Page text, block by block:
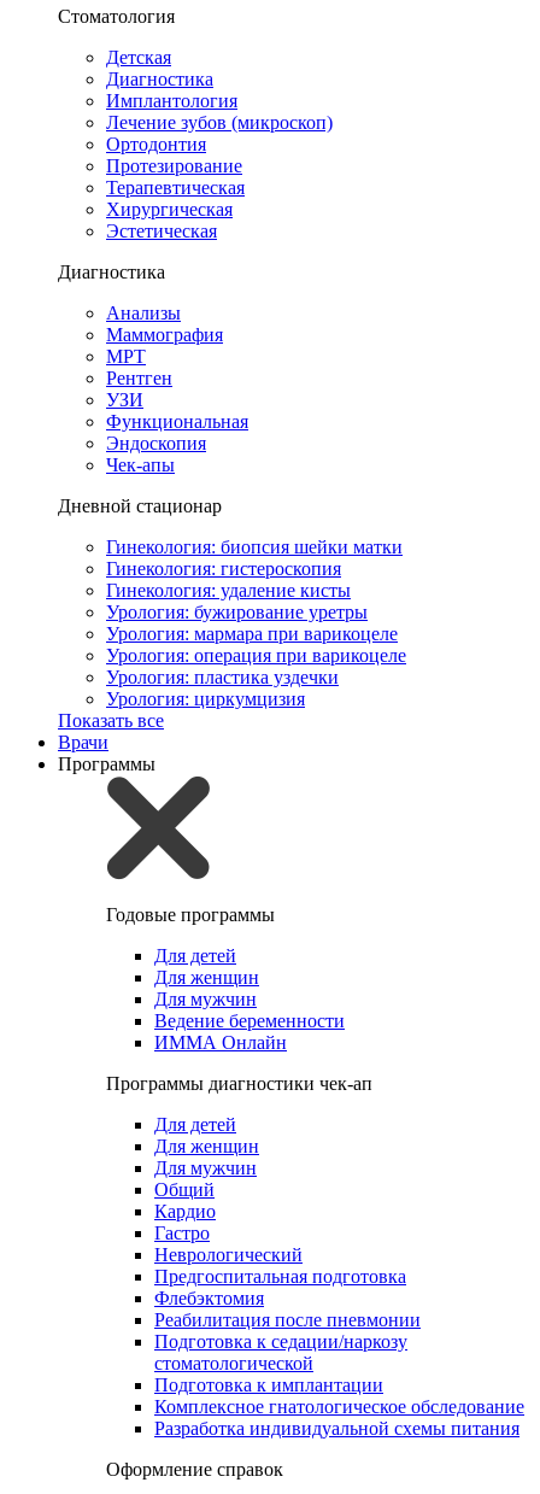
Стоматология
Детская
Диагностика
Имплантология
Лечение зубов (микроскоп)
Ортодонтия
Протезирование
Терапевтическая
Хирургическая
Эстетическая
Диагностика
Анализы
Маммография
МРТ
Рентген
УЗИ
Функциональная
Эндоскопия
Чек-апы
Дневной стационар
Гинекология: биопсия шейки матки
Гинекология: гистероскопия
Гинекология: удаление кисты
Урология: бужирование уретры
Урология: мармара при варикоцеле
Урология: операция при варикоцеле
Урология: пластика уздечки
Урология: циркумцизия
Показать все
Врачи
Программы
Годовые программы
Для детей
Для женщин
Для мужчин
Ведение беременности
ИММА Онлайн
Программы диагностики чек-ап
Для детей
Для женщин
Для мужчин
Общий
Кардио
Гастро
Неврологический
Предгоспитальная подготовка
Флебэктомия
Реабилитация после пневмонии
Подготовка к седации/наркозу
стоматологической
Подготовка к имплантации
Комплексное гнатологическое обследование
Разработка индивидуальной схемы питания
Оформление справок